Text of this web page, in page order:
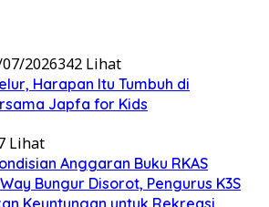
2026342 Lihat
Harapan Itu Tumbuh di
Japfa for Kids
Lihat
Anggaran Buku RKAS
Bungur Disorot, Pengurus K3S